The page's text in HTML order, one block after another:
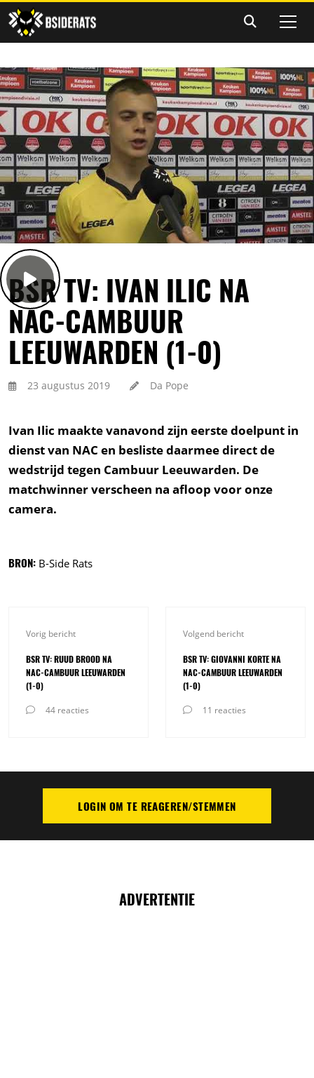
BSR TV: IVAN ILIC NA
NAC-CAMBUUR
LEEUWARDEN (1-0)
23 augustus 2019 Da Pope
Ivan Ilic maakte vanavond zijn eerste doelpunt in
dienst van NAC en besliste daarmee direct de
wedstrijd tegen Cambuur Leeuwarden. De
matchwinner verscheen na afloop voor onze
camera.
BRON: B-Side Rats
Vorig bericht
BSR TV: RUUD BROOD NA
NAC-CAMBUUR LEEUWARDEN
(1-0)
44 reacties
Volgend bericht
BSR TV: GIOVANNI KORTE NA
NAC-CAMBUUR LEEUWARDEN
(1-0)
11 reacties
PLAATS REACTIELOGIN OM TE REAGEREN/STEMMEN
ADVERTENTIE